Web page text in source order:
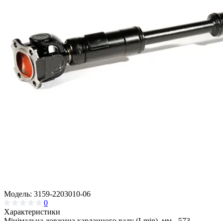
Модель: 3159-2203010-06
0
Характеристики